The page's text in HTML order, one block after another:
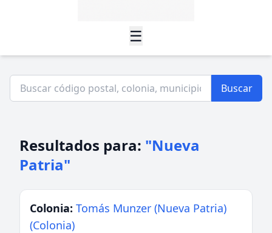
☰
Buscar
Resultados para: "Nueva
Patria"
Colonia: Tomás Munzer (Nueva Patria)
(Colonia)